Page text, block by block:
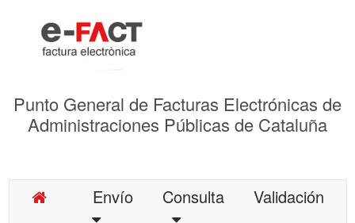
Punto General de Facturas Electrónicas de
Administraciones Públicas de Cataluña
Envío Consulta
Validación